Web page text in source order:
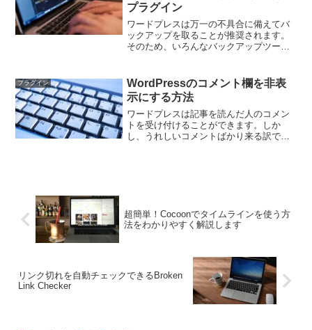
プラグイン
ワードプレスは万一の不具合に備えてバ
ックアップを取ることが推奨されます。
そのため、いろんなバックアップツール
All-in-One WP Mig...
プラグイン
WordPressのコメント欄を非表
示にする方法
ワードプレスは記事を読んだ人のコメン
トを受け付けることができます。しか
し、うれしいコメントばかり来る訳では
超簡単！Cocoonでタイムラインを使う方
法をわかりやすく解説します
リンク切れを自動チェックできるBroken
Link Checker